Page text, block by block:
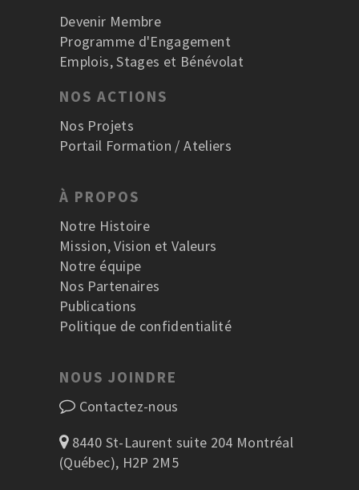
Devenir Membre
Programme d'Engagement
Emplois, Stages et Bénévolat
NOS ACTIONS
Nos Projets
Portail Formation / Ateliers
À PROPOS
Notre Histoire
Mission, Vision et Valeurs
Notre équipe
Nos Partenaires
Publications
Politique de confidentialité
NOUS JOINDRE
Contactez-nous
8440 St-Laurent suite 204 Montréal
(Québec), H2P 2M5